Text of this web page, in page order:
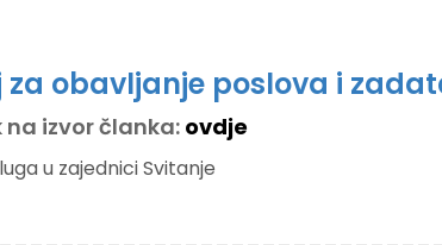
obavljanje poslova i
na izvor članka: ovdje
u zajednici Svitanje